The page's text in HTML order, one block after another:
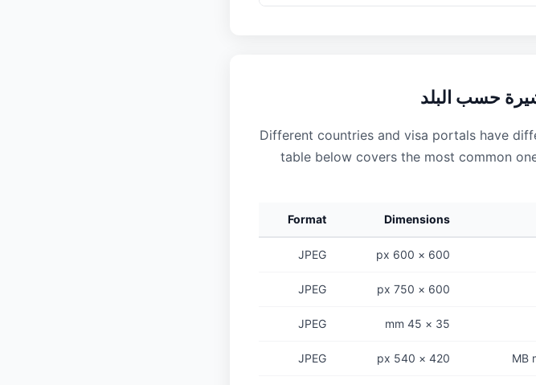
حسب البلد
Different countries and visa portals have
table below covers the most common
Dimensions
Format
600 × 600 px
JPEG
600 × 750 px
JPEG
35 × 45 mm
JPEG
420 × 540 px
JPEG